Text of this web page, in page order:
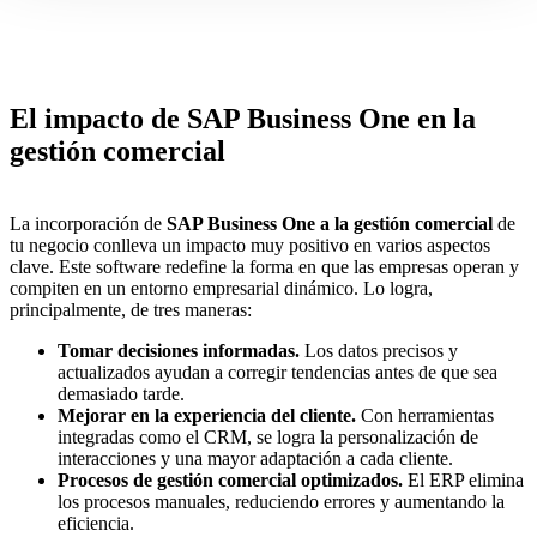
El impacto de SAP Business One en la
gestión comercial
La incorporación de SAP Business One a la gestión comercial de
tu negocio conlleva un impacto muy positivo en varios aspectos
clave. Este software redefine la forma en que las empresas operan y
compiten en un entorno empresarial dinámico. Lo logra,
principalmente, de tres maneras:
Tomar decisiones informadas. Los datos precisos y
actualizados ayudan a corregir tendencias antes de que sea
demasiado tarde.
Mejorar en la experiencia del cliente. Con herramientas
integradas como el CRM, se logra la personalización de
interacciones y una mayor adaptación a cada cliente.
Procesos de gestión comercial optimizados. El ERP elimina
los procesos manuales, reduciendo errores y aumentando la
eficiencia.